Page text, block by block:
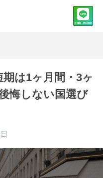
は1ヶ月間・3ヶ
悔しない国選び